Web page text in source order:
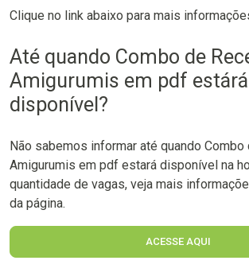
Clique no link abaixo para mais
Até quando Combo de
Amigurumis em pdf estárá
disponível?
Não sabemos informar até quando
Amigurumis em pdf estará disponível na
quantidade de vagas, veja mais
da página.
ACESSE AQUI